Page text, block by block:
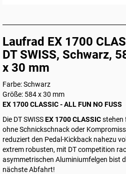
Laufrad EX 1700
DT SWISS, Schwarz,
x 30 mm
Farbe: Schwarz
Größe: 584 x 30 mm
EX 1700 CLASSIC - ALL FUN NO FUSS
Die DT SWISSEX 1700 CLASSICstehen
ohne Schnickschnack oder
reduziert den Pedal‑Kickback nahezu
extrem robusten, mit DT competition
asymmetrischen Aluminiumfelgen bist
nächste Abfahrt!